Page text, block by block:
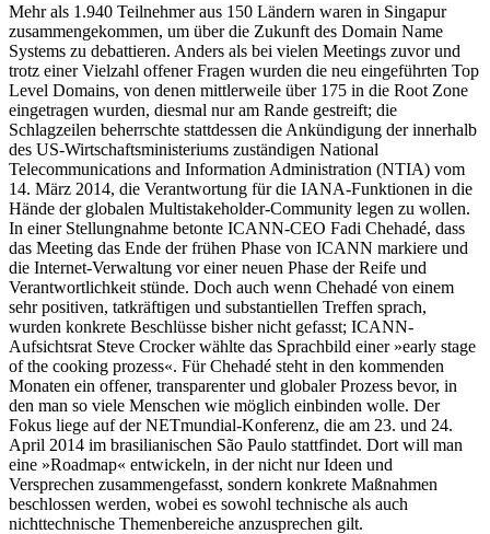
Mehr als 1.940 Teilnehmer aus 150 Ländern waren in Singapur
zusammengekommen, um über die Zukunft des Domain Name
Systems zu debattieren. Anders als bei vielen Meetings zuvor und
trotz einer Vielzahl offener Fragen wurden die neu eingeführten Top
Level Domains, von denen mittlerweile über 175 in die Root Zone
eingetragen wurden, diesmal nur am Rande gestreift; die
Schlagzeilen beherrschte stattdessen die Ankündigung der innerhalb
des US-Wirtschaftsministeriums zuständigen National
Telecommunications and Information Administration (NTIA) vom
14. März 2014, die Verantwortung für die IANA-Funktionen in die
Hände der globalen Multistakeholder-Community legen zu wollen.
In einer Stellungnahme betonte ICANN-CEO Fadi Chehadé, dass
das Meeting das Ende der frühen Phase von ICANN markiere und
die Internet-Verwaltung vor einer neuen Phase der Reife und
Verantwortlichkeit stünde. Doch auch wenn Chehadé von einem
sehr positiven, tatkräftigen und substantiellen Treffen sprach,
wurden konkrete Beschlüsse bisher nicht gefasst; ICANN-
Aufsichtsrat Steve Crocker wählte das Sprachbild einer »early stage
of the cooking prozess«. Für Chehadé steht in den kommenden
Monaten ein offener, transparenter und globaler Prozess bevor, in
den man so viele Menschen wie möglich einbinden wolle. Der
Fokus liege auf der NETmundial-Konferenz, die am 23. und 24.
April 2014 im brasilianischen São Paulo stattfindet. Dort will man
eine »Roadmap« entwickeln, in der nicht nur Ideen und
Versprechen zusammengefasst, sondern konkrete Maßnahmen
beschlossen werden, wobei es sowohl technische als auch
nichttechnische Themenbereiche anzusprechen gilt.